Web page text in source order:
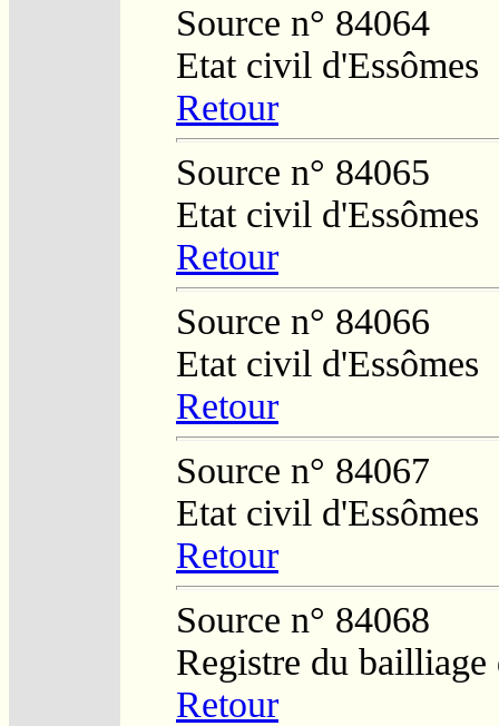
Source n° 84064
Etat civil d'Essômes
Retour
Source n° 84065
Etat civil d'Essômes
Retour
Source n° 84066
Etat civil d'Essômes
Retour
Source n° 84067
Etat civil d'Essômes
Retour
Source n° 84068
Registre du
Retour